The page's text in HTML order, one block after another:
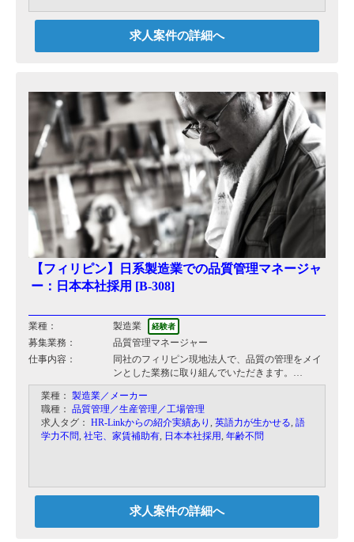
ベテランスタッフ3名で運営しており、和気あ
いあいの職場です。
経営母体のスーパーマーケットも30周年を迎
ドネシア人のマネジメント)できる方を募集してお
～増員募集～
求人案件の詳細へ
【フィリピン】日系製造業での品質管理マネージャ
ー：日本本社採用 [B-308]
業種： 製造業 経験者
募集業務：
品質管理マネージャー
仕事内容：
同社のフィリピン現地法人で、品質の管理をメイ
ンとした業務に取り組んでいただきます。
小型減速機用の歯車やピニオン、シャフトの生
産、一部半製品の組み立てを行っています。
・品質管理部門の統括、現地スタッフへの指導
・製品、プロセスの監視と不適合品管理
・製造部署への改善支援 など
業種： 製造業／メーカー
職種： 品質管理／生産管理／工場管理
求人タグ： HR-Linkからの紹介実績あり , 英語力が生かせる, 語
学力不問, 社宅、家賃補助有, 日本本社採用, 年齢不問
求人案件の詳細へ